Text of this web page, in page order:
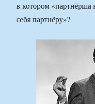
в котором «партнёрша
себя партнёру»?